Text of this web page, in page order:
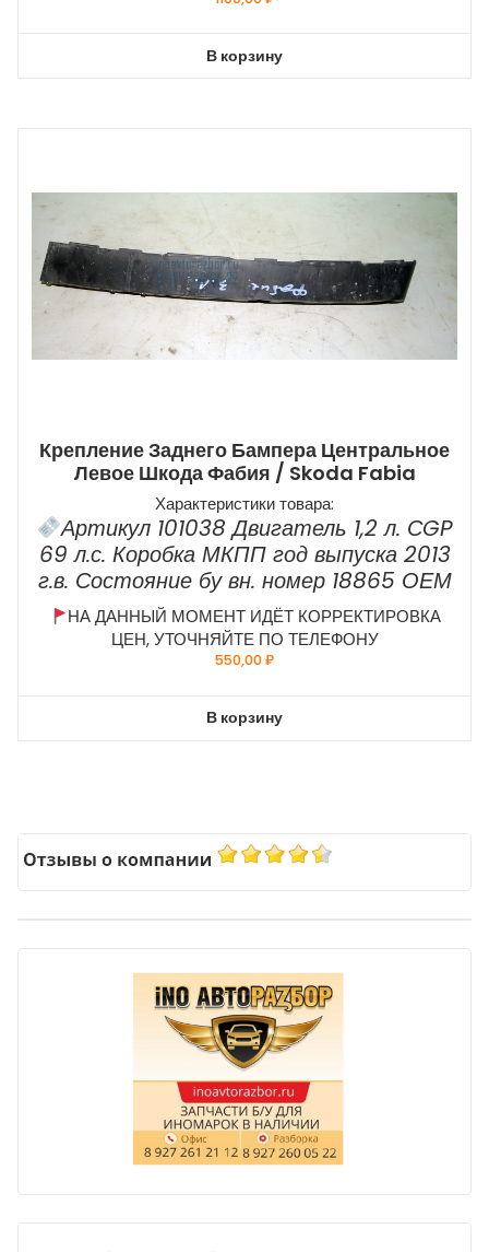
В корзину
Крепление Заднего Бампера Центральное
Левое Шкода Фабия / Skoda Fabia
Характеристики товара:
Артикул 101038 Двигатель 1,2 л. СGP
69 л.с. Коробка МКПП год выпуска 2013
г.в. Состояние бу вн. номер 18865 ОЕМ
НА ДАННЫЙ МОМЕНТ ИДЁТ КОРРЕКТИРОВКА
ЦЕН, УТОЧНЯЙТЕ ПО ТЕЛЕФОНУ
550,00₽
В корзину